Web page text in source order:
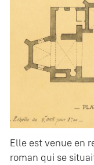
Elle est venue en
roman qui se